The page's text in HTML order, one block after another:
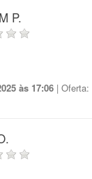
P.
às 17:06 | Oferta: